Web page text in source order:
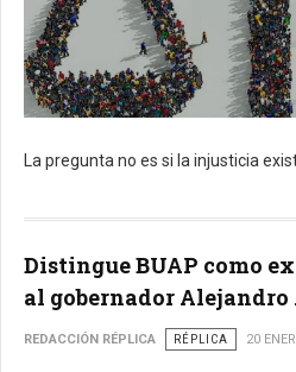
La pregunta no es si la injusticia
Distingue BUAP como
al gobernador
REDACCIÓN RÉPLICA RÉPLICA 20